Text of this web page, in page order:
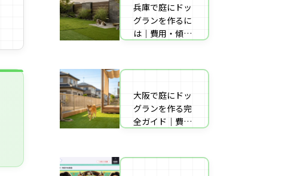
兵庫で庭にドッ
グランを作るに
は｜費用・傾斜
戸〜播磨・淡
大阪で庭にドッ
グランを作る完
全ガイド｜費用
【エリア対応】
【2026年5月7】
日TBS「櫻井・
有吉THE夜会」
さんのご実家の
を施工
庭にドッグラン
をDIY！初心者
でもプロ級に仕
アル